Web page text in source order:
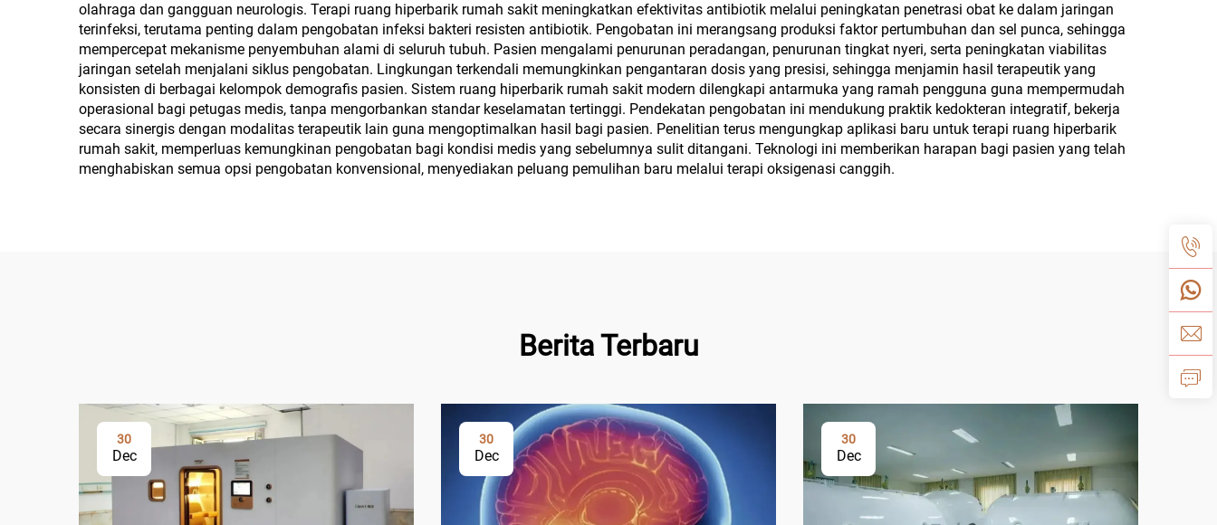
olahraga dan gangguan neurologis. Terapi ruang hiperbarik rumah sakit meningkatkan efektivitas antibiotik melalui peningkatan penetrasi obat ke dalam jaringan
terinfeksi, terutama penting dalam pengobatan infeksi bakteri resisten antibiotik. Pengobatan ini merangsang produksi faktor pertumbuhan dan sel punca, sehingga
mempercepat mekanisme penyembuhan alami di seluruh tubuh. Pasien mengalami penurunan peradangan, penurunan tingkat nyeri, serta peningkatan viabilitas
jaringan setelah menjalani siklus pengobatan. Lingkungan terkendali memungkinkan pengantaran dosis yang presisi, sehingga menjamin hasil terapeutik yang
konsisten di berbagai kelompok demografis pasien. Sistem ruang hiperbarik rumah sakit modern dilengkapi antarmuka yang ramah pengguna guna mempermudah
operasional bagi petugas medis, tanpa mengorbankan standar keselamatan tertinggi. Pendekatan pengobatan ini mendukung praktik kedokteran integratif, bekerja
secara sinergis dengan modalitas terapeutik lain guna mengoptimalkan hasil bagi pasien. Penelitian terus mengungkap aplikasi baru untuk terapi ruang hiperbarik
rumah sakit, memperluas kemungkinan pengobatan bagi kondisi medis yang sebelumnya sulit ditangani. Teknologi ini memberikan harapan bagi pasien yang telah
menghabiskan semua opsi pengobatan konvensional, menyediakan peluang pemulihan baru melalui terapi oksigenasi canggih.
Berita Terbaru
30
Dec
30
Dec
30
Dec